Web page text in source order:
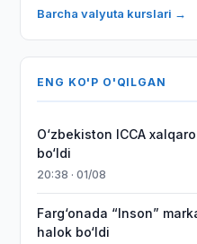
Barcha valyuta kurslari →
ENG KO'P O'QILGAN
O‘zbekiston ICCA
bo‘ldi
20:38 · 01/08
Farg‘onada “Inson”
halok bo‘ldi